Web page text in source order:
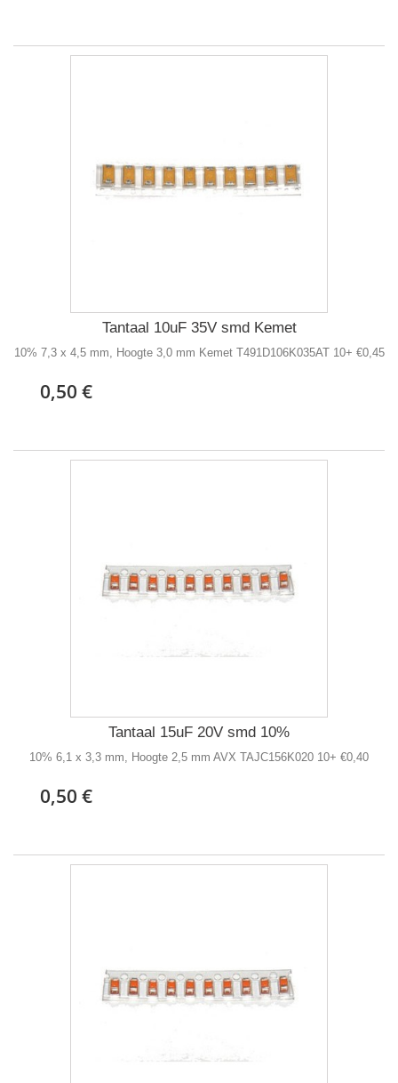
Tantaal 10uF 35V smd Kemet
10% 7,3 x 4,5 mm, Hoogte 3,0 mm Kemet T491D106K035AT 10+ €0,45
0,50 €
Tantaal 15uF 20V smd 10%
10% 6,1 x 3,3 mm, Hoogte 2,5 mm AVX TAJC156K020 10+ €0,40
0,50 €